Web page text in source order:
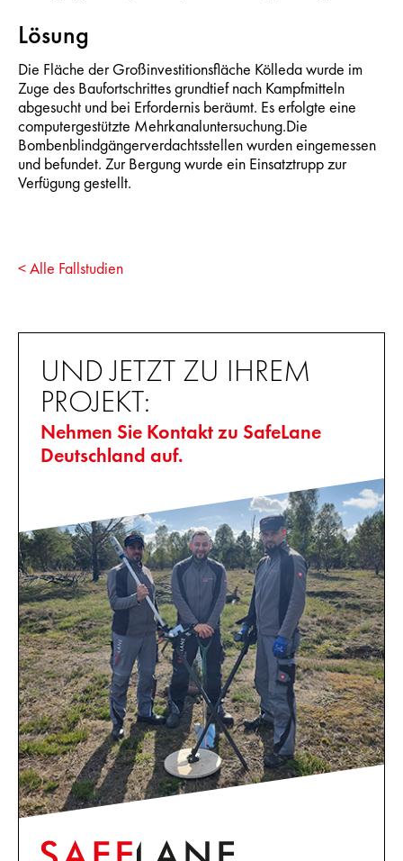
Lösung
Die Fläche der Großinvestitionsfläche Kölleda wurde im
Zuge des Baufortschrittes grundtief nach Kampfmitteln
abgesucht und bei Erfordernis beräumt. Es erfolgte eine
computergestützte Mehrkanaluntersuchung.Die
Bombenblindgängerverdachtsstellen wurden eingemessen
und befundet. Zur Bergung wurde ein Einsatztrupp zur
Verfügung gestellt.
< Alle Fallstudien
UND JETZT ZU IHREM
PROJEKT:
Nehmen Sie Kontakt zu SafeLane
Deutschland auf.